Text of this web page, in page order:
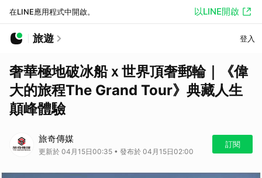
在LINE應用程式中開啟。 以LINE開啟
旅遊 登入
奢華極地破冰船ｘ世界頂奢郵輪｜《偉
大的旅程The Grand Tour》典藏人生
顛峰體驗
旅奇傳媒
更新於 04月15日00:35 • 發布於 04月15日02:00
訂閱